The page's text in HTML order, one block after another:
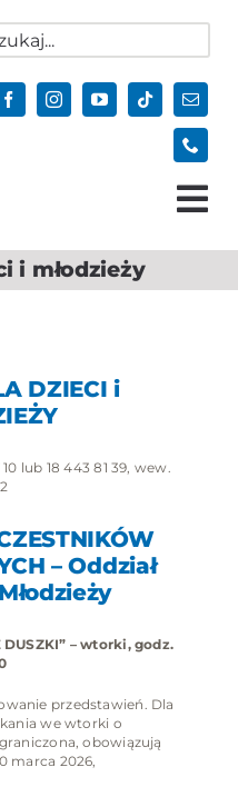
i młodzieży
DZIECI i
lub 18 443 81 39, wew.
– Oddział
DUSZKI” – wtorki, godz.
przedstawień. Dla
we wtorki o
obowiązują
marca 2026,